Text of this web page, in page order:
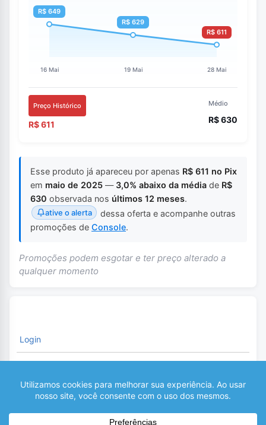
Preço Histórico
R$ 611
Médio
R$ 630
Esse produto já apareceu por apenas R$ 611 no Pix
em maio de 2025 — 3,0% abaixo da média de R$
630 observada nos últimos 12 meses.
ative o alerta
dessa oferta e acompanhe outras
promoções de Console.
Promoções podem esgotar e ter preço alterado a
qualquer momento
Login
COMENTÁRIOS